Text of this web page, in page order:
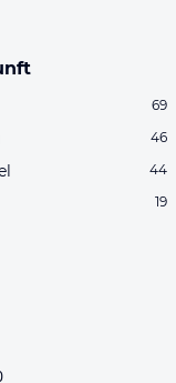
69
46
44
19
Direktflüge sind. Bitte